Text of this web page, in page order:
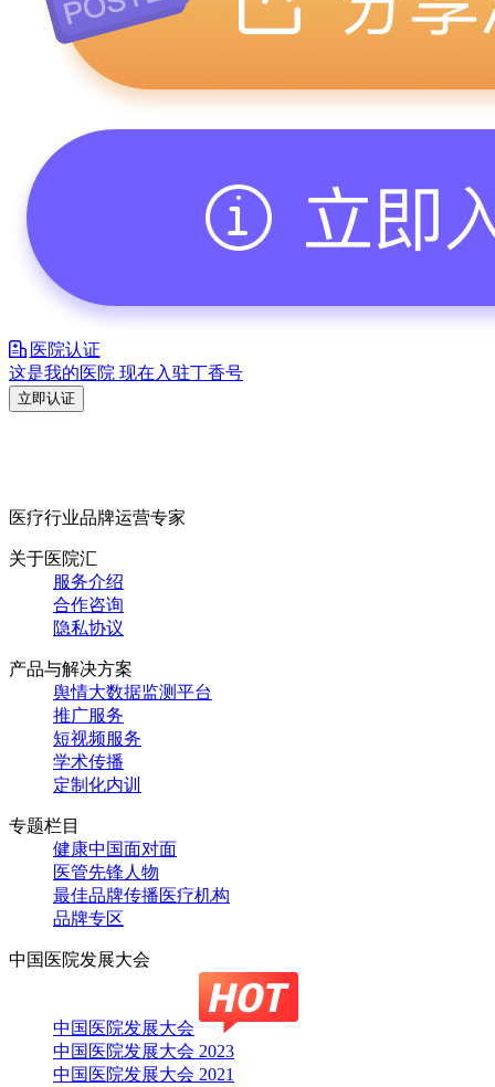
医院认证
这是我的医院 现在入驻丁香号
立即认证
医疗行业品牌运营专家
关于医院汇
服务介绍
合作咨询
隐私协议
产品与解决方案
舆情大数据监测平台
推广服务
短视频服务
学术传播
定制化内训
专题栏目
健康中国面对面
医管先锋人物
最佳品牌传播医疗机构
品牌专区
中国医院发展大会
中国医院发展大会
中国医院发展大会 2023
中国医院发展大会 2021